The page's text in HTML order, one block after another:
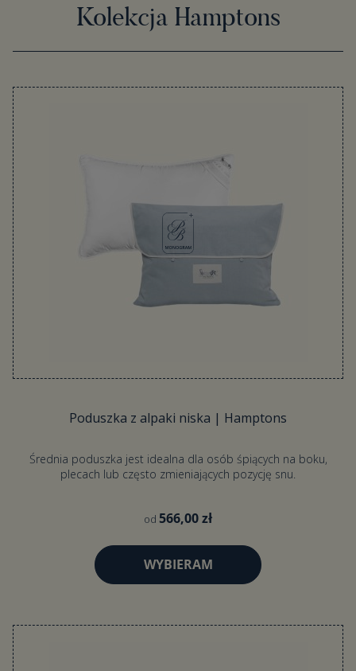
Kolekcja Hamptons
Poduszka z alpaki niska | Hamptons
Średnia poduszka jest idealna dla osób śpiących na boku,
plecach lub często zmieniających pozycję snu.
od 566,00 zł
WYBIERAM